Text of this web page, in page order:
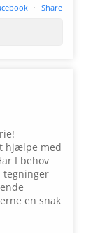
· Share
hjælpe med
I behov
tegninger
en snak